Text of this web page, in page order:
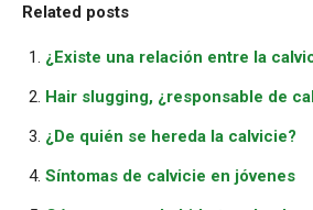
Related posts
¿Existe una relación entre la
Hair slugging, ¿responsable de
¿De quién se hereda la calvicie?
Síntomas de calvicie en jóvenes